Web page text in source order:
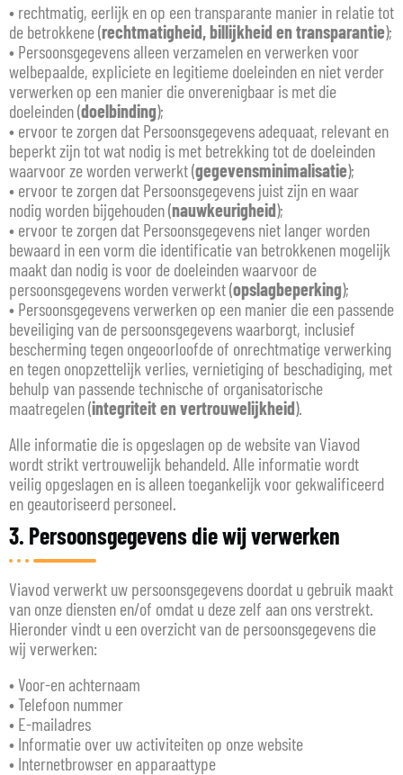
• rechtmatig, eerlijk en op een transparante manier in relatie tot
de betrokkene (rechtmatigheid, billijkheid en transparantie);
• Persoonsgegevens alleen verzamelen en verwerken voor
welbepaalde, expliciete en legitieme doeleinden en niet verder
verwerken op een manier die onverenigbaar is met die
doeleinden (doelbinding);
• ervoor te zorgen dat Persoonsgegevens adequaat, relevant en
beperkt zijn tot wat nodig is met betrekking tot de doeleinden
waarvoor ze worden verwerkt (gegevensminimalisatie);
• ervoor te zorgen dat Persoonsgegevens juist zijn en waar
nodig worden bijgehouden (nauwkeurigheid);
• ervoor te zorgen dat Persoonsgegevens niet langer worden
bewaard in een vorm die identificatie van betrokkenen mogelijk
maakt dan nodig is voor de doeleinden waarvoor de
persoonsgegevens worden verwerkt (opslagbeperking);
• Persoonsgegevens verwerken op een manier die een passende
beveiliging van de persoonsgegevens waarborgt, inclusief
bescherming tegen ongeoorloofde of onrechtmatige verwerking
en tegen onopzettelijk verlies, vernietiging of beschadiging, met
behulp van passende technische of organisatorische
maatregelen (integriteit en vertrouwelijkheid).
Alle informatie die is opgeslagen op de website van Viavod
wordt strikt vertrouwelijk behandeld. Alle informatie wordt
veilig opgeslagen en is alleen toegankelijk voor gekwalificeerd
en geautoriseerd personeel.
3. Persoonsgegevens die wij verwerken
Viavod verwerkt uw persoonsgegevens doordat u gebruik maakt
van onze diensten en/of omdat u deze zelf aan ons verstrekt.
Hieronder vindt u een overzicht van de persoonsgegevens die
wij verwerken:
• Voor-en achternaam
• Telefoon nummer
• E-mailadres
• Informatie over uw activiteiten op onze website
• Internetbrowser en apparaattype